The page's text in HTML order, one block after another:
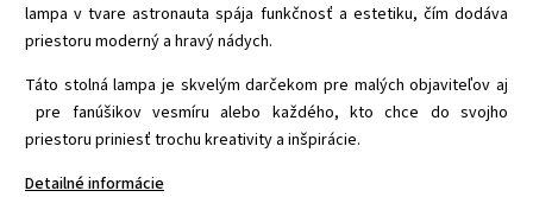
lampa v tvare astronauta spája funkčnosť a estetiku, čím dodáva
priestoru moderný a hravý nádych.
Táto stolná lampa je skvelým darčekom pre malých objaviteľov aj
pre fanúšikov vesmíru alebo každého, kto chce do svojho
priestoru priniesť trochu kreativity a inšpirácie.
Detailné informácie